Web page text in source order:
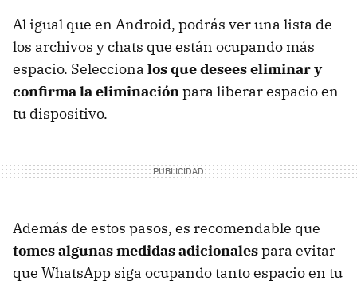
Al igual que en Android, podrás ver una lista de
los archivos y chats que están ocupando más
espacio. Selecciona los que desees eliminar y
confirma la eliminaciónpara liberar espacio en
tu dispositivo.
Además de estos pasos, es recomendable que
tomes algunas medidas adicionalespara evitar
que WhatsApp siga ocupando tanto espacio en tu